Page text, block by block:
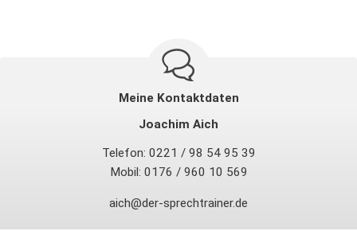
Meine Kontaktdaten
Joachim Aich
Telefon: 0221 / 98 54 95 39
Mobil: 0176 / 960 10 569
aich@der-sprechtrainer.de